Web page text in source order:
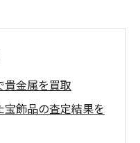
貴金属を買取
飾品の査定結果を